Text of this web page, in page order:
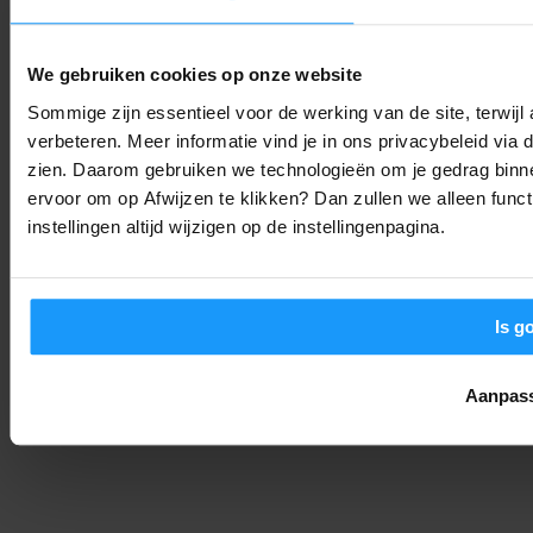
We gebruiken cookies op onze website
Sommige zijn essentieel voor de werking van de site,
verbeteren. Meer informatie vind je in ons privacybeleid via
zien. Daarom gebruiken we technologieën om je gedrag
ervoor om op Afwijzen te klikken? Dan zullen we alleen
instellingen altijd wijzigen op de instellingenpagina.
Is
heeft het door)
Smart Home Nieuws Joshua - 7. augustus 2026
Jouw Google Home werkt weer soepeler: Alles over de
augustus-update
LAAD MEER